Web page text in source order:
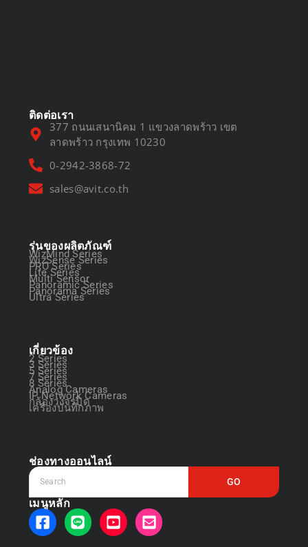
ติดต่อเรา
377 ถนนเสนานิคม 1 แขวงลาดพร้าว เขต
ลาดพร้าว กรุงเทพ 10230
0-2942-3868-72
sales@avit.co.th
รุ่นของผลิตภัณฑ์
WizMind Series
WizSense Series
PRO Series
Lite Series
Multi Sensor
Panoramic Series
Panorama Series
Ultra Series
เกี่ยวข้อง
2 Series
3 Series
5 Series
7 Series
8 Series
Analog Cameras
IP Network Cameras
กล้องวงจรปิด
เครื่องบันทึกภาพ
ช่องทางออนไลน์
GO
เมนูหลัก